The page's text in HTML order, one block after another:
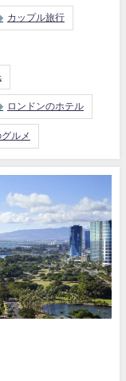
カップル旅行
ロンドンのホテル
ルメ